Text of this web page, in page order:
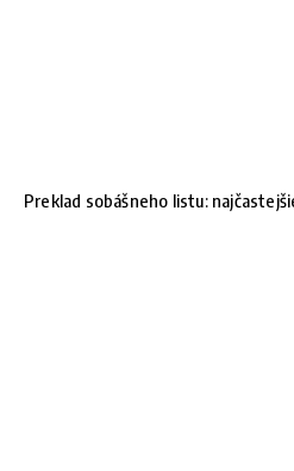
Preklad sobášneho listu: